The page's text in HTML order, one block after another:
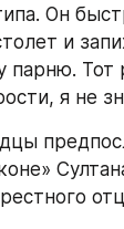
Он
и
парню. Тот
я не